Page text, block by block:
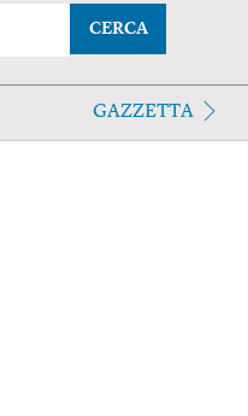
CERCA
GAZZETTA